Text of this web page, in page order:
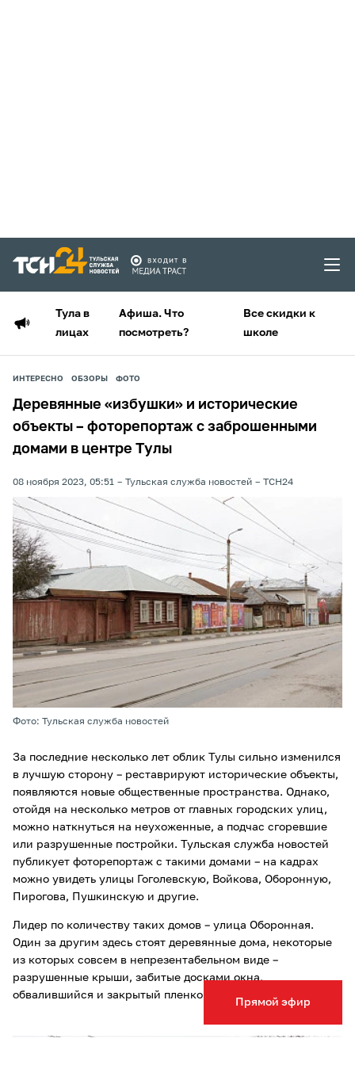
Тула в
лицах
Афиша. Что
посмотреть?
Все скидки к
школе
Прямой эфир
ИНТЕРЕСНО ОБЗОРЫ ФОТО
Деревянные «избушки» и исторические
объекты – фоторепортаж с заброшенными
домами в центре Тулы
08 ноября 2023, 05:51 Тульская служба новостей ТСН24
Фото: Тульская служба новостей
За последние несколько лет облик Тулы сильно изменился
в лучшую сторону – реставрируют исторические объекты,
появляются новые общественные пространства. Однако,
отойдя на несколько метров от главных городских улиц,
можно наткнуться на неухоженные, а подчас сгоревшие
или разрушенные постройки. Тульская служба новостей
публикует фоторепортаж с такими домами – на кадрах
можно увидеть улицы Гоголевскую, Войкова, Оборонную,
Пирогова, Пушкинскую и другие.
Лидер по количеству таких домов – улица Оборонная.
Один за другим здесь стоят деревянные дома, некоторые
из которых совсем в непрезентабельном виде –
разрушенные крыши, забитые досками окна,
обвалившийся и закрытый пленкой фасад.